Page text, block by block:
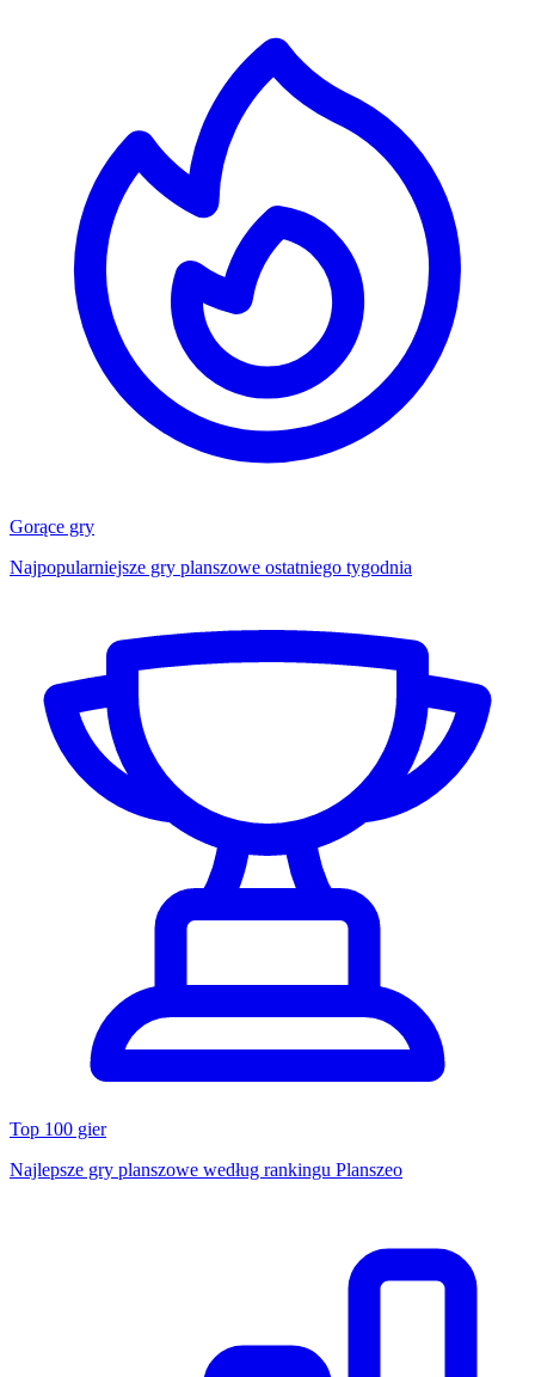
Gorące gry
Najpopularniejsze gry planszowe ostatniego tygodnia
Top 100 gier
Najlepsze gry planszowe według rankingu Planszeo